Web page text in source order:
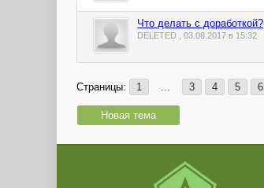
Что делать с доработкой?
DELETED , 03.08.2017 в 15:32
Страницы: 1 ... 3 4 5 6
Новая тема